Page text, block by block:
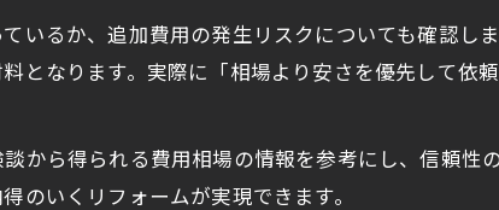
リフォーム費用削減に役立つ補助金の選び方
築古アパート向けリフォーム補助金の活用法
先進的窓リノベ事業のリフォームメリット
いるか、追加費用の発生リスクについても確認し
となります。実際に「相場より安さを優先して依
から得られる費用相場の情報を参考にし、信頼性
のいくリフォームが実現できます。